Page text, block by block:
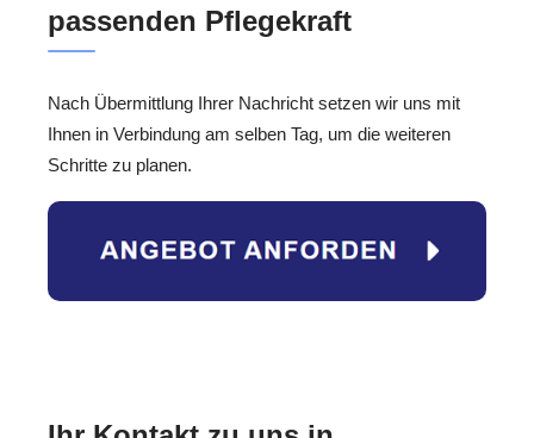
passenden Pflegekraft
Nach Übermittlung Ihrer Nachricht setzen wir uns mit
Ihnen in Verbindung am selben Tag, um die weiteren
Schritte zu planen.